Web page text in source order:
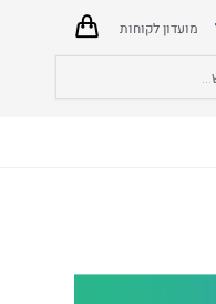
מועדון לקוחות